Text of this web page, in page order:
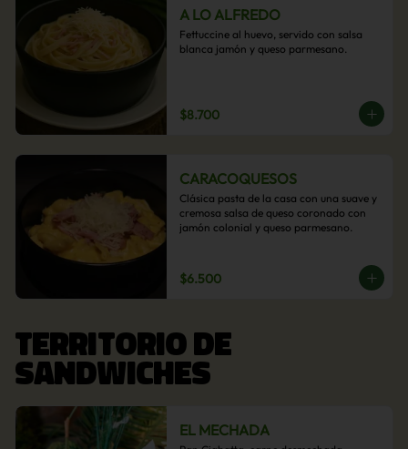
A LO ALFREDO
Fettuccine al huevo, servido con salsa
blanca jamón y queso parmesano.
$8.700
CARACOQUESOS
Clásica pasta de la casa con una suave y
cremosa salsa de queso coronado con
jamón colonial y queso parmesano.
$6.500
TERRITORIO DE
SANDWICHES
EL MECHADA